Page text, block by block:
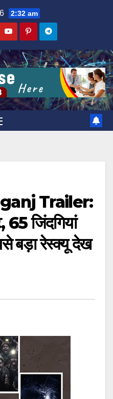
2:32 am
Trailer:
जिंदगियां
बड़ा रेस्क्यू देख